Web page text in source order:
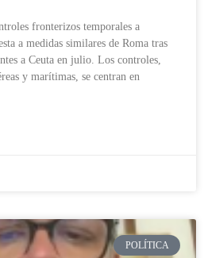
fronterizos temporales a
a medidas similares de Roma tras
a Ceuta en julio. Los controles,
y marítimas, se centran en
POLÍTICA